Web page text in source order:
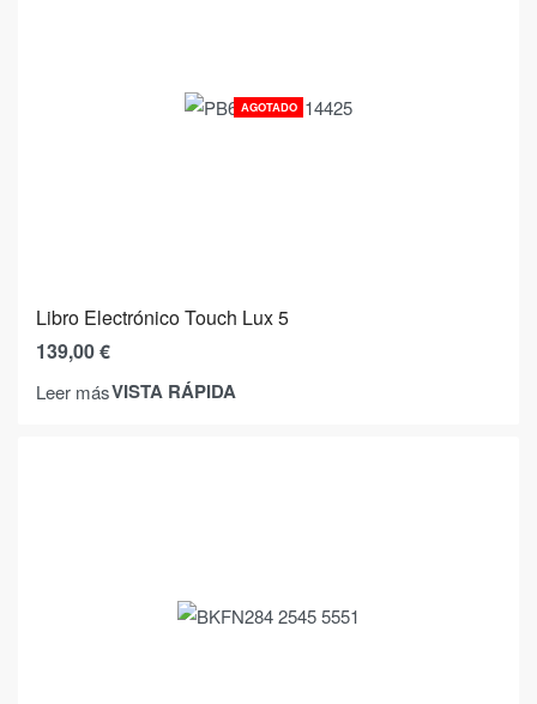
AGOTADO
Libro Electrónico Touch Lux 5
139,00€
Leer másVISTA RÁPIDA